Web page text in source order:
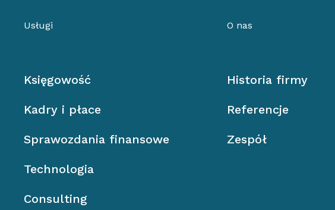
Usługi
Księgowość
Kadry i płace
Sprawozdania finansowe
Technologia
Consulting
O nas
Historia firmy
Referencje
Zespół